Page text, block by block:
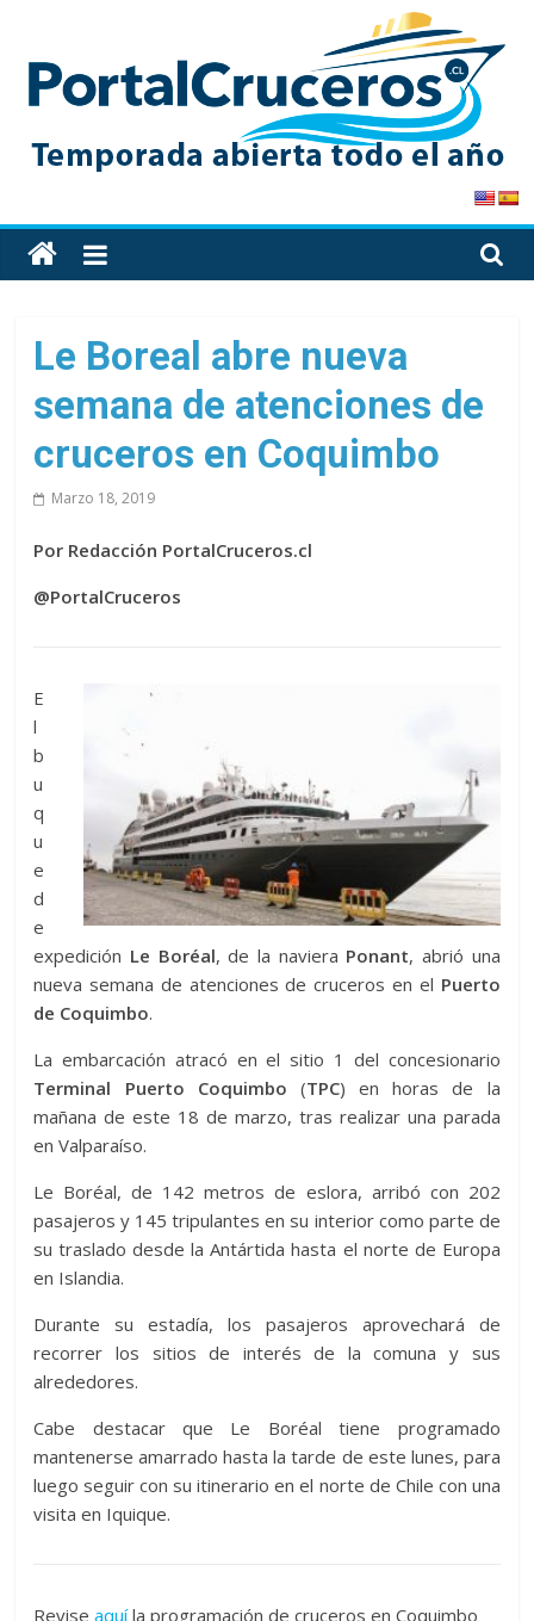
content
PortalCruceros
Toda
la
de
cruceros
en
un
solo
Le Boreal abre nueva
semana de atenciones de
cruceros en Coquimbo
Marzo 18, 2019
Por Redacción PortalCruceros.cl
@PortalCruceros
E
l
b
u
q
u
e
d
e
expedición Le Boréal, de la naviera Ponant, abrió una
nueva semana de atenciones de cruceros en el Puerto
de Coquimbo.
La embarcación atracó en el sitio 1 del concesionario
Terminal Puerto Coquimbo (TPC) en horas de la
mañana de este 18 de marzo, tras realizar una parada
en Valparaíso.
Le Boréal, de 142 metros de eslora, arribó con 202
pasajeros y 145 tripulantes en su interior como parte de
su traslado desde la Antártida hasta el norte de Europa
en Islandia.
Durante su estadía, los pasajeros aprovechará de
recorrer los sitios de interés de la comuna y sus
alrededores.
Cabe destacar que Le Boréal tiene programado
mantenerse amarrado hasta la tarde de este lunes, para
luego seguir con su itinerario en el norte de Chile con una
visita en Iquique.
Reviseaquíla programación de cruceros en Coquimbo